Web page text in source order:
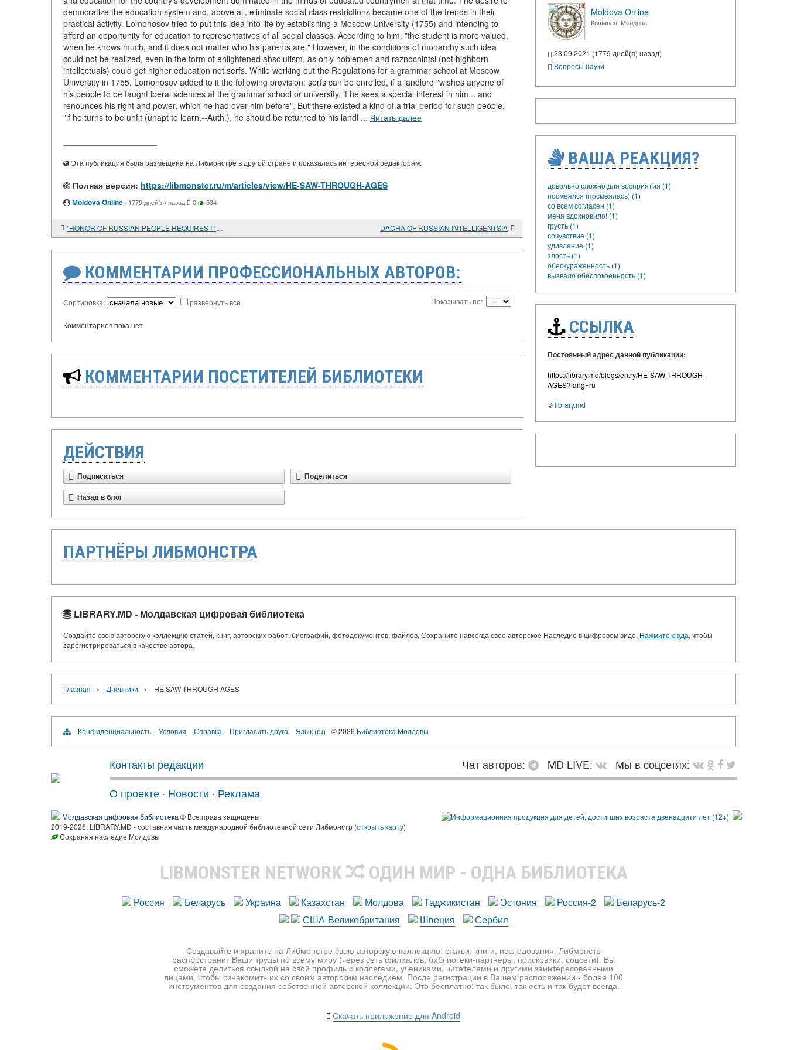
democratize the education system and, above all, eliminate social class restrictions became one of the trends in their
practical activity. Lomonosov tried to put this idea into life by establishing a Moscow University (1755) and intending to
afford an opportunity for education to representatives of all social classes. According to him, "the student is more valued,
when he knows much, and it does not matter who his parents are." However, in the conditions of monarchy such idea
could not be realized, even in the form of enlightened absolutism, as only noblemen and raznochintsi (not highborn
intellectuals) could get higher education not serfs. While working out the Regulations for a grammar school at Moscow
University in 1755, Lomonosov added to it the following provision: serfs can be enrolled, if a landlord "wishes anyone of
his people to be taught iberal sciences at the grammar school or university, if he sees a special interest in him... and
renounces his right and power, which he had over him before". But there existed a kind of a trial period for such people,
"if he turns to be unfit (unapt to learn.--Auth.), he should be returned to his landl ... Читать далее
Эта публикация была размещена на Либмонстре в другой стране и показалась интересной редакторам.
Полная версия: https://libmonster.ru/m/articles/view/HE-SAW-THROUGH-AGES
Moldova Online · 1779 дней(я) назад 0 534
"HONOR OF RUSSIAN PEOPLE REQUIRES ITS TALENT AND PUNGENCY TO BE SHOWN IN SCIENCES..." DACHA OF RUSSIAN INTELLIGENTSIA
КОММЕНТАРИИ ПРОФЕССИОНАЛЬНЫХ АВТОРОВ:
Сортировка: развернуть все Показывать по:
Комментариев пока нет
КОММЕНТАРИИ ПОСЕТИТЕЛЕЙ БИБЛИОТЕКИ
ДЕЙСТВИЯ
Подписаться Поделиться
Назад в блог
Moldova Online
Кишинев, Молдова
23.09.2021 (1779 дней(я) назад)
Вопросы науки
ВАША РЕАКЦИЯ?
довольно сложно для восприятия (1)
посмеялся (посмеялась) (1)
со всем согласен (1)
меня вдохновило! (1)
грусть (1)
сочувствие (1)
удивление (1)
злость (1)
обескураженность (1)
вызвало обеспокоенность (1)
ССЫЛКА
Постоянный адрес данной публикации:
https://library.md/blogs/entry/HE-SAW-THROUGH-
AGES?lang=ru
©library.md
ПАРТНЁРЫ ЛИБМОНСТРА
LIBRARY.MD - Молдавская цифровая библиотека
Создайте свою авторскую коллекцию статей, книг, авторских работ, биографий, фотодокументов, файлов. Сохраните навсегда своё авторское Наследие в цифровом виде. Нажмите сюда, чтобы
зарегистрироваться в качестве автора.
Главная › Дневники › HE SAW THROUGH AGES
Конфиденциальность Условия Справка Пригласить друга Язык (ru) © 2026 Библиотека Молдовы
Контакты редакции Чат авторов: MD LIVE:
Мы в соцсетях:
О проекте · Новости · Реклама
Молдавская цифровая библиотека © Все права защищены
2019-2026, LIBRARY.MD - составная часть международной библиотечной сети Либмонстр (открыть карту)
Сохраняя наследие Молдовы
LIBMONSTER NETWORK ОДИН МИР - ОДНА БИБЛИОТЕКА
Россия Беларусь Украина Казахстан Молдова Таджикистан Эстония Россия-2
Беларусь-2
США-Великобритания
Швеция Сербия
Создавайте и храните на Либмонстре свою авторскую коллекцию: статьи, книги, исследования. Либмонстр
распространит Ваши труды по всему миру (через сеть филиалов, библиотеки-партнеры, поисковики, соцсети). Вы
сможете делиться ссылкой на свой профиль с коллегами, учениками, читателями и другими заинтересованными
лицами, чтобы ознакомить их со своим авторским наследием. После регистрации в Вашем распоряжении - более 100
инструментов для создания собственной авторской коллекции. Это бесплатно: так было, так есть и так будет всегда.
Скачать приложение для Android